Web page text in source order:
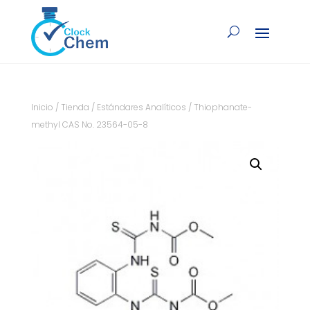
Inicio / Tienda / Estándares Analíticos / Thiophanate-
methyl CAS No. 23564-05-8